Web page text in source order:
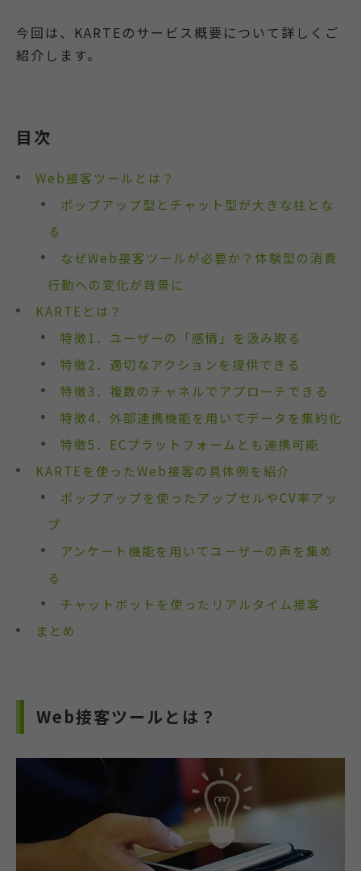
今回は、KARTEのサービス概要について詳しくご
紹介します。
目次
Web接客ツールとは？
ポップアップ型とチャット型が大きな柱とな
る
なぜWeb接客ツールが必要か？体験型の消費
行動への変化が背景に
KARTEとは？
特徴1．ユーザーの「感情」を汲み取る
特徴2．適切なアクションを提供できる
特徴3．複数のチャネルでアプローチできる
特徴4．外部連携機能を用いてデータを集約化
特徴5．ECプラットフォームとも連携可能
KARTEを使ったWeb接客の具体例を紹介
ポップアップを使ったアップセルやCV率アッ
プ
アンケート機能を用いてユーザーの声を集め
る
チャットボットを使ったリアルタイム接客
まとめ
Web接客ツールとは？